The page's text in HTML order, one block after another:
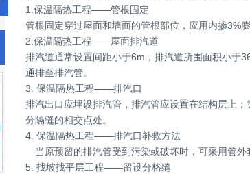
1.保温隔热工程——管根固定
管根固定穿过屋面和墙面的管根部位，应用内掺3%
2.保温隔热工程——屋面排汽道
排汽道通常设置间距小于6m，排汽道所围面积小于
通排至排汽管。
3. 保温隔热工程——排汽口
排汽出口应埋设排汽管，排汽管应设置在结构层上
分隔缝的相交点处。
4. 保温隔热工程——排汽口补救方法
当原预留的排汽管受到污染或破坏时，可采用管外
5. 找坡找平层工程——留设分格缝